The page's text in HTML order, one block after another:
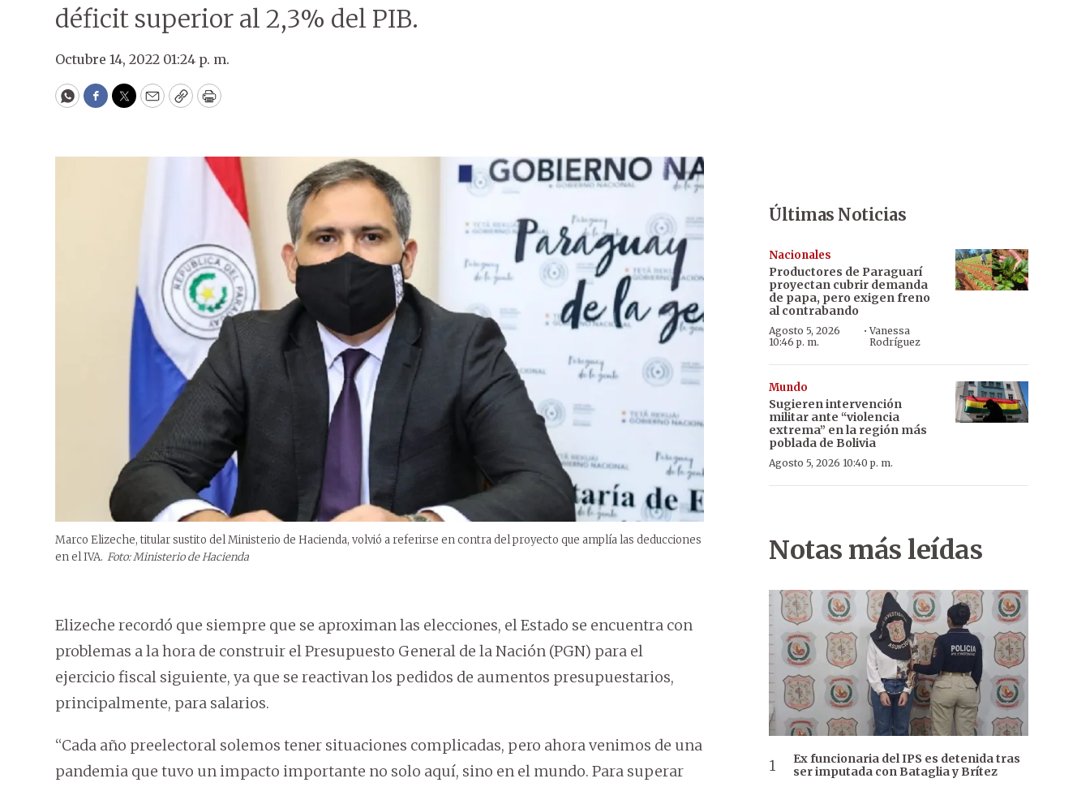
déficit superior al 2,3% del PIB.
Octubre 14, 2022 01:24 p. m.
WhatsApp
Facebook
Twitter
EmailCopyPrint
Marco Elizeche, titular sustito del Ministerio de Hacienda, volvió a referirse en contra del proyecto que amplía las deducciones
en el IVA. Foto: Ministerio de Hacienda
Elizeche recordó que siempre que se aproximan las elecciones, el Estado se encuentra con
problemas a la hora de construir el Presupuesto General de la Nación (PGN) para el
ejercicio fiscal siguiente, ya que se reactivan los pedidos de aumentos presupuestarios,
principalmente, para salarios.
“Cada año preelectoral solemos tener situaciones complicadas, pero ahora venimos de una
pandemia que tuvo un impacto importante no solo aquí, sino en el mundo. Para superar
Últimas Noticias
Nacionales
Productores de Paraguarí
proyectan cubrir demanda
de papa, pero exigen freno
al contrabando
Agosto 5, 2026
10:46 p. m.
·Vanessa
Rodríguez
Mundo
Sugieren intervención
militar ante “violencia
extrema” en la región más
poblada de Bolivia
Agosto 5, 2026 10:40 p. m.
Notas más leídas
Ex funcionaria del IPS es detenida tras
ser imputada con Bataglia y Brítez